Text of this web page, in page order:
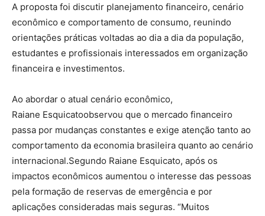
A proposta foi discutir planejamento financeiro, cenário
econômico e comportamento de consumo, reunindo
orientações práticas voltadas ao dia a dia da população,
estudantes e profissionais interessados em organização
financeira e investimentos.
Ao abordar o atual cenário econômico,
Raiane Esquicatoobservou que o mercado financeiro
passa por mudanças constantes e exige atenção tanto ao
comportamento da economia brasileira quanto ao cenário
internacional.Segundo Raiane Esquicato, após os
impactos econômicos aumentou o interesse das pessoas
pela formação de reservas de emergência e por
aplicações consideradas mais seguras. “Muitos